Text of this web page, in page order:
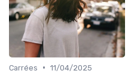
Carrées • 11/04/2025